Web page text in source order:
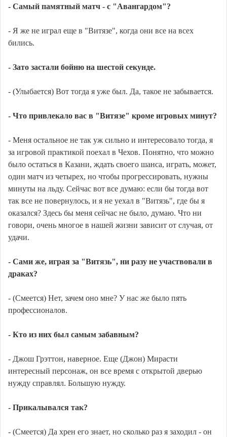
- Самый памятный матч - с "Авангардом"?
- Я же не играл еще в "Витязе", когда они все на всех
бились.
- Зато застали бойню на шестой секунде.
- (Улыбается) Вот тогда я уже был. Да, такое не забывается.
- Что привлекало вас в "Витязе" кроме игровых минут?
- Меня остальное не так уж сильно и интересовало тогда, я
за игровой практикой поехал в Чехов. Понятно, что можно
было остаться в Казани, ждать своего шанса, играть, может,
один матч из четырех, но чтобы прогрессировать, нужны
минуты на льду. Сейчас вот все думаю: если бы тогда вот
так все не повернулось, и я не уехал в "Витязь", где бы я
оказался? Здесь бы меня сейчас не было, думаю. Что ни
говори, очень многое в нашей жизни зависит от случая, от
удачи.
- Сами же, играя за "Витязь", ни разу не участвовали в
драках?
- (Смеется) Нет, зачем оно мне? У нас же было пять
профессионалов.
- Кто из них был самым забавным?
- Джош Грэттон, наверное. Еще (Джон) Мирасти
интересный персонаж, он все время с открытой дверью
нужду справлял. Большую нужду.
- Прикалывался так?
- (Смеется) Да хрен его знает, но сколько раз я заходил - он